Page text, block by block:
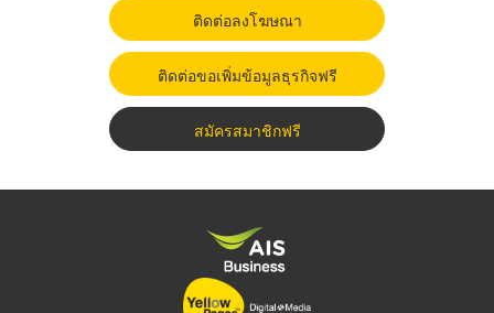
ติดต่อลงโฆษณา
ติดต่อขอเพิ่มข้อมูลธุรกิจฟรี
สมัครสมาชิกฟรี